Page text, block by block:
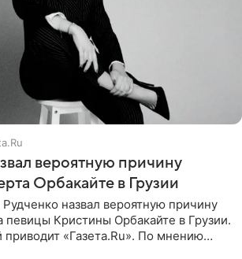
вероятную причину
Орбакайте в Грузии
назвал вероятную причину
певицы Кристины Орбакайте в Грузии.
приводит «Газета.Ru». По мнению